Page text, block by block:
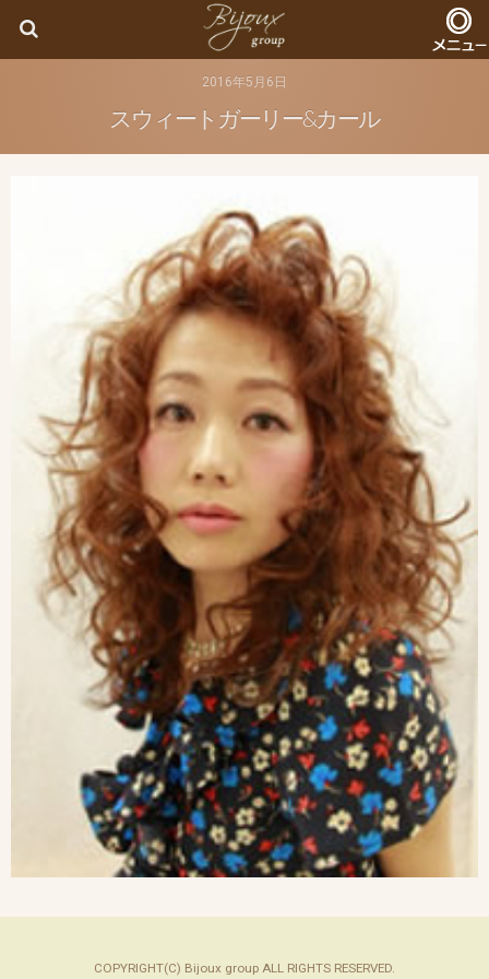
Bijoux
2016年5月6日
スウィートガーリー&カール
COPYRIGHT(C) Bijoux group ALL RIGHTS RESERVED.